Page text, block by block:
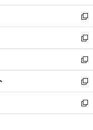
開
く
ウ
で
開
く
ン
ド
ウ
で
開
く
ウ
ィ
ン
ド
ウ
で
開
く
新
し
い
ウ
ィ
ン
ド
ウ
で
開
新
し
い
ウ
ィ
ン
ド
ウ
新
し
い
ウ
ィ
ン
新
し
い
ウ
新
し